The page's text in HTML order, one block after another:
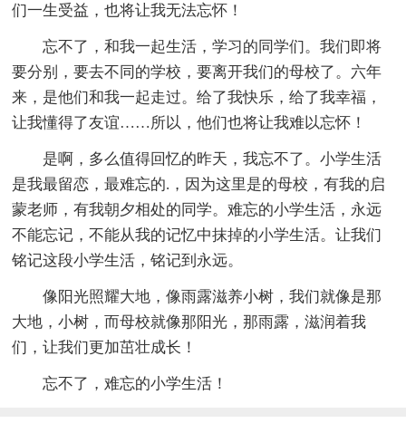
们一生受益，也将让我无法忘怀！
忘不了，和我一起生活，学习的同学们。我们即将
要分别，要去不同的学校，要离开我们的母校了。六年
来，是他们和我一起走过。给了我快乐，给了我幸福，
让我懂得了友谊……所以，他们也将让我难以忘怀！
是啊，多么值得回忆的昨天，我忘不了。小学生活
是我最留恋，最难忘的.，因为这里是的母校，有我的启
蒙老师，有我朝夕相处的同学。难忘的小学生活，永远
不能忘记，不能从我的记忆中抹掉的小学生活。让我们
铭记这段小学生活，铭记到永远。
像阳光照耀大地，像雨露滋养小树，我们就像是那
大地，小树，而母校就像那阳光，那雨露，滋润着我
们，让我们更加茁壮成长！
忘不了，难忘的小学生活！